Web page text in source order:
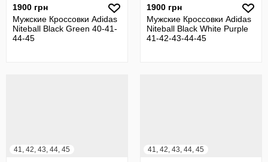
1900 грн
Мужские Кроссовки Adidas
Niteball Black Green 40-41-
44-45
1900 грн
Мужские Кроссовки Adidas
Niteball Black White Purple
41-42-43-44-45
41, 42, 43, 44, 45 41, 42, 43, 44, 45